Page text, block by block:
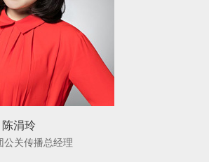
陈涓玲
公关传播总经理